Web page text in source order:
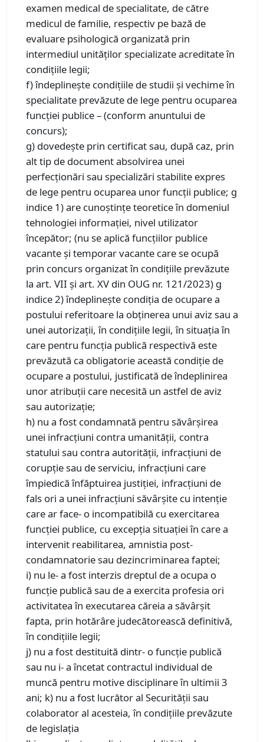
examen medical de specialitate, de către
medicul de familie, respectiv pe bază de
evaluare psihologică organizată prin
intermediul unităţilor specializate acreditate în
condiţiile legii;
f) îndeplineşte condiţiile de studii şi vechime în
specialitate prevăzute de lege pentru ocuparea
funcţiei publice – (conform anuntului de
concurs);
g) dovedeşte prin certificat sau, după caz, prin
alt tip de document absolvirea unei
perfecţionări sau specializări stabilite expres
de lege pentru ocuparea unor funcţii publice; g
indice 1) are cunoştinţe teoretice în domeniul
tehnologiei informaţiei, nivel utilizator
începător; (nu se aplică funcţiilor publice
vacante şi temporar vacante care se ocupă
prin concurs organizat în condiţiile prevăzute
la art. VII şi art. XV din OUG nr. 121/2023) g
indice 2) îndeplineşte condiţia de ocupare a
postului referitoare la obţinerea unui aviz sau a
unei autorizaţii, în condiţiile legii, în situaţia în
care pentru funcţia publică respectivă este
prevăzută ca obligatorie această condiţie de
ocupare a postului, justificată de îndeplinirea
unor atribuţii care necesită un astfel de aviz
sau autorizaţie;
h) nu a fost condamnată pentru săvârşirea
unei infracţiuni contra umanităţii, contra
statului sau contra autorităţii, infracţiuni de
corupţie sau de serviciu, infracţiuni care
împiedică înfăptuirea justiţiei, infracţiuni de
fals ori a unei infracţiuni săvârşite cu intenţie
care ar face- o incompatibilă cu exercitarea
funcţiei publice, cu excepţia situaţiei în care a
intervenit reabilitarea, amnistia post-
condamnatorie sau dezincriminarea faptei;
i) nu le- a fost interzis dreptul de a ocupa o
funcţie publică sau de a exercita profesia ori
activitatea în executarea căreia a săvârşit
fapta, prin hotărâre judecătorească definitivă,
în condiţiile legii;
j) nu a fost destituită dintr- o funcţie publică
sau nu i- a încetat contractul individual de
muncă pentru motive disciplinare în ultimii 3
ani; k) nu a fost lucrător al Securităţii sau
colaborator al acesteia, în condiţiile prevăzute
de legislaţia